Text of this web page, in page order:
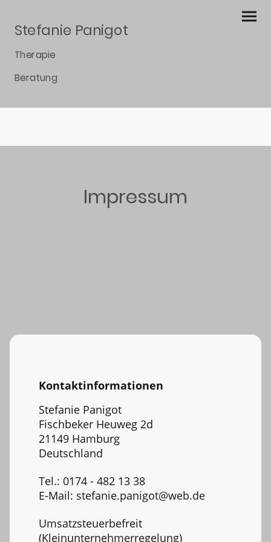
Stefanie Panigot
Therapie
Beratung
Impressum
Kontaktinformationen
Stefanie Panigot
Fischbeker Heuweg 2d
21149 Hamburg
Deutschland
Tel.: 0174 - 482 13 38
E-Mail: stefanie.panigot@web.de
Umsatzsteuerbefreit
(Kleinunternehmerregelung)